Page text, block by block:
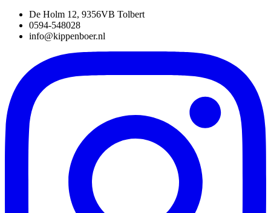
De Holm 12, 9356VB Tolbert
0594-548028
info@kippenboer.nl